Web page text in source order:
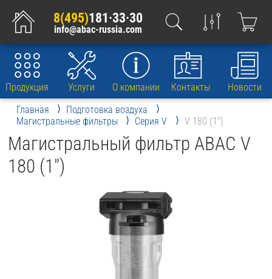
8(495)181·33·30
info@abac-russia.com
Продукция Услуги О компании Контакты
Новости
Главная
Подготовка воздуха
Магистральные фильтры
Серия V V 180 (1″)
Магистральный фильтр ABAC V
180 (1″)